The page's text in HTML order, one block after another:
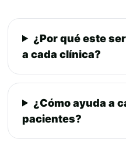
¿Por qué este
a cada clínica?
¿Cómo ayuda a
pacientes?